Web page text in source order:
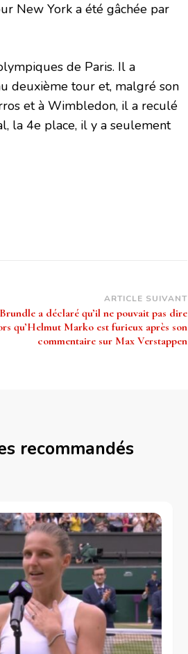
New York a été gâchée par
de Paris. Il a
deuxième tour et, malgré son
et à Wimbledon, il a reculé
la 4e place, il y a seulement
ARTICLE SUIVANT
a déclaré qu’il ne pouvait pas dire
qu’Helmut Marko est furieux après son
commentaire sur Max Verstappen
recommandés